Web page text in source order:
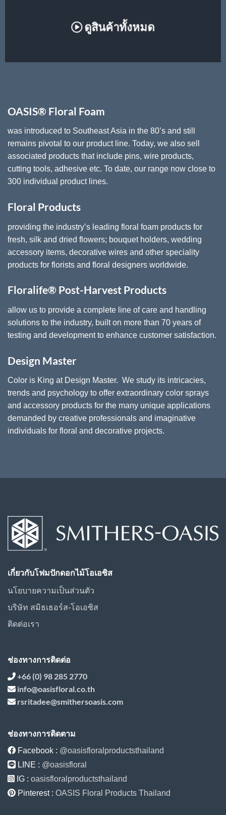
ดูสินค้าทั้งหมด
OASIS® Floral Foam
was introduced to Southeast Asia in the 80’s and still
remains pivotal to our product line. Today, we also sell
associated products that include pins, wire products,
cutting tools, adhesive etc. To date, our range now close to
300 individual product lines.
Floral Products
providing the industry’s leading floral foam products for
fresh, silk and dried flowers; bouquet holders, wedding
accessory items, decorative wires and other speciality
products for florists and floral designers worldwide.
Floralife® Post-Harvest Products
allow us to provide a complete line of care and handling
solutions to the industry, built on more than 70 years of
testing and development to enhance customer satisfaction.
Design Master
Color is King at Design Master. We study its intricacies,
trends and psychology to offer extraordinary color sprays
and accessory products for the many unique applications
demanded by creative professionals and imaginative
individuals for floral and decorative projects.
เกี่ยวกับโฟมปักดอกไม้โอเอซิส
นโยบายความเป็นส่วนตัว
บริษัท สมิธเธอร์ส-โอเอซิส
ติดต่อเรา
ช่องทางการติดต่อ
+66 (0) 98 285 2770
info@oasisfloral.co.th
rsritadee@smithersoasis.com
ช่องทางการติดตาม
Facebook : @oasisfloralproductsthailand
LINE : @oasisfloral
IG : oasisfloralproductsthailand
Pinterest : OASIS Floral Products Thailand